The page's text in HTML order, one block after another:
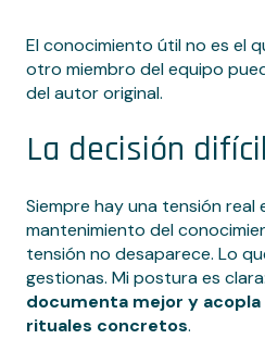
El conocimiento útil no es el
otro miembro del equipo
del autor original.
La decisión difícil
Siempre hay una tensión
mantenimiento del
tensión no desaparece. Lo
gestionas. Mi postura es clara:
documenta mejor y
rituales concretos.